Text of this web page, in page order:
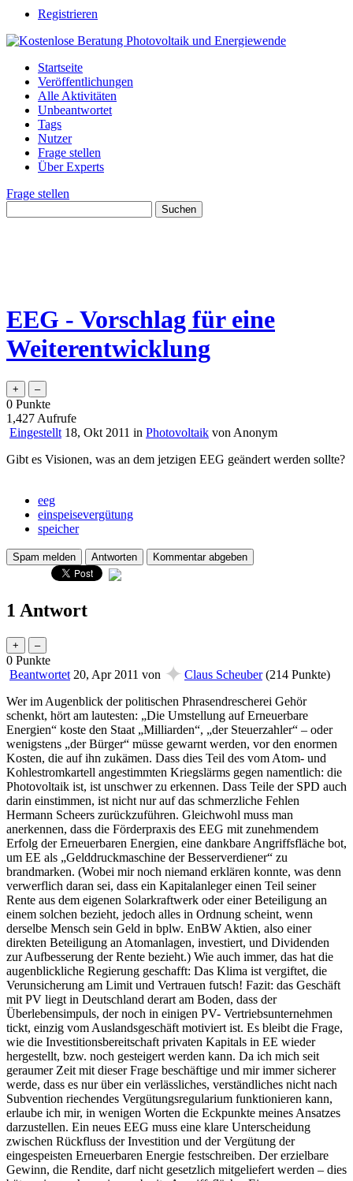
Registrieren
Startseite
Veröffentlichungen
Alle Aktivitäten
Unbeantwortet
Tags
Nutzer
Frage stellen
Über Experts
Frage stellen
EEG - Vorschlag für eine
Weiterentwicklung
0 Punkte
1,427 Aufrufe
Eingestellt 18, Okt 2011 in Photovoltaik von Anonym
Gibt es Visionen, was an dem jetzigen EEG geändert werden sollte?
eeg
einspeisevergütung
speicher
1 Antwort
0 Punkte
Beantwortet 20, Apr 2011 von ✦ Claus Scheuber (214 Punkte)
Wer im Augenblick der politischen Phrasendrescherei Gehör
schenkt, hört am lautesten: „Die Umstellung auf Erneuerbare
Energien“ koste den Staat „Milliarden“, „der Steuerzahler“ – oder
wenigstens „der Bürger“ müsse gewarnt werden, vor den enormen
Kosten, die auf ihn zukämen. Dass dies Teil des vom Atom- und
Kohlestromkartell angestimmten Kriegslärms gegen namentlich: die
Photovoltaik ist, ist unschwer zu erkennen. Dass Teile der SPD auch
darin einstimmen, ist nicht nur auf das schmerzliche Fehlen
Hermann Scheers zurückzuführen. Gleichwohl muss man
anerkennen, dass die Förderpraxis des EEG mit zunehmendem
Erfolg der Erneuerbaren Energien, eine dankbare Angriffsfläche bot,
um EE als „Gelddruckmaschine der Besserverdiener“ zu
brandmarken. (Wobei mir noch niemand erklären konnte, was denn
verwerflich daran sei, dass ein Kapitalanleger einen Teil seiner
Rente aus dem eigenen Solarkraftwerk oder einer Beteiligung an
einem solchen bezieht, jedoch alles in Ordnung scheint, wenn
derselbe Mensch sein Geld in bplw. EnBW Aktien, also einer
direkten Beteiligung an Atomanlagen, investiert, und Dividenden
zur Aufbesserung der Rente bezieht.) Wie auch immer, das hat die
augenblickliche Regierung geschafft: Das Klima ist vergiftet, die
Verunsicherung am Limit und Vertrauen futsch! Fazit: das Geschäft
mit PV liegt in Deutschland derart am Boden, dass der
Überlebensimpuls, der noch in einigen PV- Vertriebsunternehmen
tickt, einzig vom Auslandsgeschäft motiviert ist. Es bleibt die Frage,
wie die Investitionsbereitschaft privaten Kapitals in EE wieder
hergestellt, bzw. noch gesteigert werden kann. Da ich mich seit
geraumer Zeit mit dieser Frage beschäftige und mir immer sicherer
werde, dass es nur über ein verlässliches, verständliches nicht nach
Subvention riechendes Vergütungsregularium funktionieren kann,
erlaube ich mir, in wenigen Worten die Eckpunkte meines Ansatzes
darzustellen. Ein neues EEG muss eine klare Unterscheidung
zwischen Rückfluss der Investition und der Vergütung der
eingespeisten Erneuerbaren Energie festschreiben. Der erzielbare
Gewinn, die Rendite, darf nicht gesetzlich mitgeliefert werden – dies